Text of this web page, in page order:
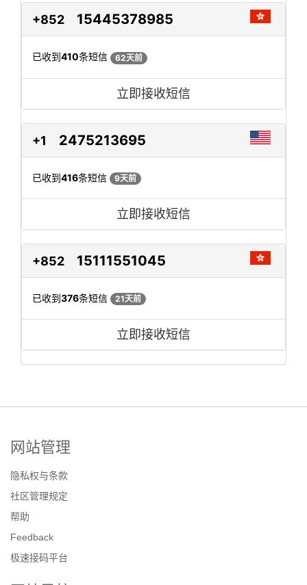
+852 15445378985
已收到410条短信 62天前
立即接收短信
+1 2475213695
已收到416条短信 9天前
立即接收短信
+852 15111551045
已收到376条短信 21天前
立即接收短信
网站管理
隐私权与条款
社区管理规定
帮助
Feedback
极速接码平台